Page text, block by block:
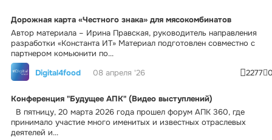
Дорожная карта «Честного знака» для мясокомбинатов
Автор материала – Ирина Правская, руководитель направления
разработки «Константа ИТ» Материал подготовлен совместно с
партнером комьюнити по...
Digital4food
08 апреля '26 2277
Конференция "Будущее АПК" (Видео выступлений)
В пятницу, 20 марта 2026 года прошел форум АПК 360, где
принимало участие много именитых и известных отраслевых
деятелей и...